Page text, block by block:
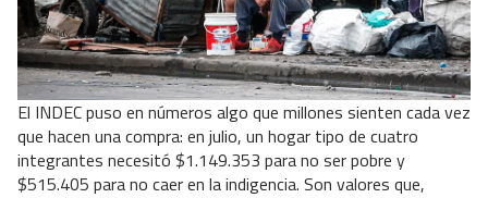
El INDEC puso en números algo que millones sienten cada vez
que hacen una compra: en julio, un hogar tipo de cuatro
integrantes necesitó $1.149.353 para no ser pobre y
$515.405 para no caer en la indigencia. Son valores que,